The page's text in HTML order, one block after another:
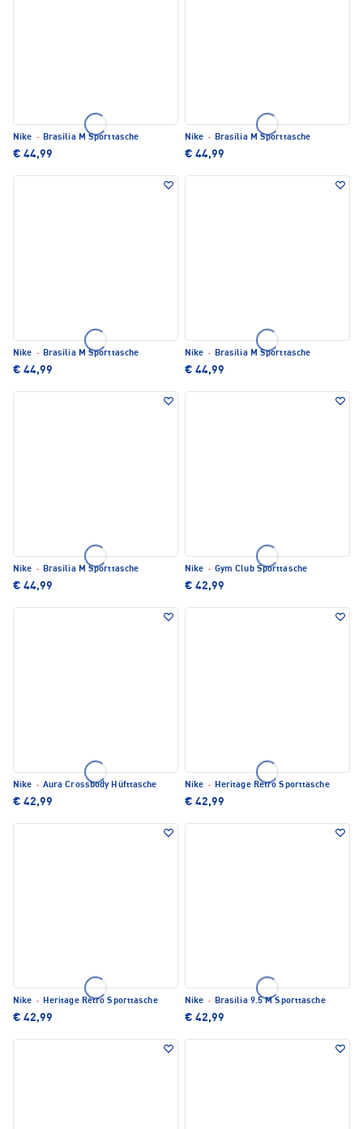
Nike · Brasilia M Sporttasche
€ 44,99
Nike · Brasilia M Sporttasche
€ 44,99
Nike · Brasilia M Sporttasche
€ 44,99
Nike · Brasilia M Sporttasche
€ 44,99
Nike · Brasilia M Sporttasche
€ 44,99
Nike · Gym Club Sporttasche
€ 42,99
Nike · Aura Crossbody Hüfttasche
€ 42,99
Nike · Heritage Retro Sporttasche
€ 42,99
Nike · Heritage Retro Sporttasche
€ 42,99
Nike · Brasilia 9.5 M Sporttasche
€ 42,99